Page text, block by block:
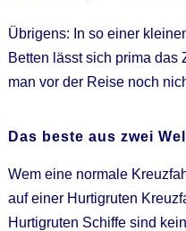
Übrigens: In so einer
Betten lässt sich prima das
man vor der Reise noch
Das beste aus zwei
Wem eine normale
auf einer Hurtigruten
Hurtigruten Schiffe sind